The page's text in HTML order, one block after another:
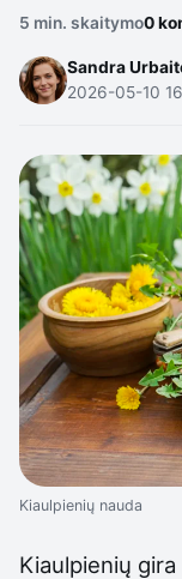
5 min. skaitymo0
Sandra
2026-05-10
Kiaulpienių nauda
Kiaulpienių